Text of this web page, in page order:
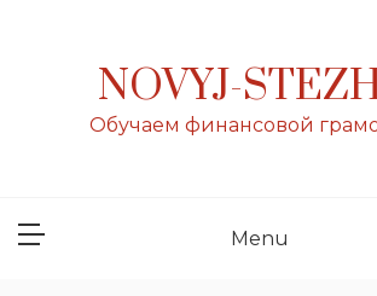
NOVYJ-
Обучаем финансовой
Menu